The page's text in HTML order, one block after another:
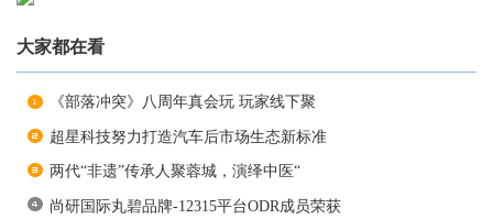
大家都在看
《部落冲突》八周年真会玩 玩家线下聚
超星科技努力打造汽车后市场生态新标准
两代“非遗”传承人聚蓉城，演绎中医“
尚研国际丸碧品牌-12315平台ODR成员荣获